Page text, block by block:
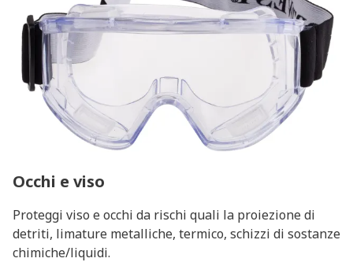
Occhi e viso
Proteggi viso e occhi da rischi quali la proiezione di
detriti, limature metalliche, termico, schizzi di sostanze
chimiche/liquidi.